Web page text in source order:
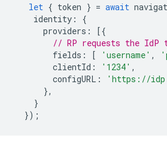
let { token } = await
identity :
{
providers :
[{
// RP requests the IdP
fields : [ 'username' ,
clientId : '1234' ,
configURL : 'https://
},
}
});